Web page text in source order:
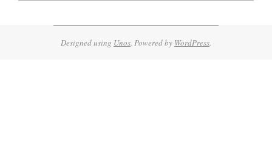
Designed using Unos. Powered by WordPress.